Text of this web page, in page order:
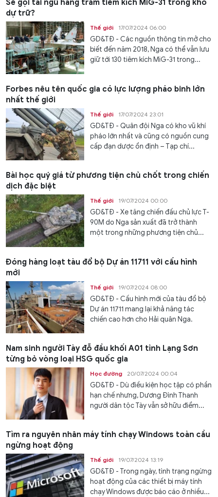
Sẽ gọi tái ngũ hàng trăm tiêm kích MiG-31 trong kho
dự trữ?
Thế giới 17/07/2024 06:00
GD&TĐ - Các nguồn thông tin mở cho
biết đến năm 2018, Nga có thể vẫn lưu
giữ tới 130 tiêm kích MiG-31 trong...
Forbes nêu tên quốc gia có lực lượng pháo binh lớn
nhất thế giới
Thế giới 17/07/2024 23:01
GD&TĐ - Quân đội Nga có kho vũ khí
pháo lớn nhất và cũng có nguồn cung
cấp đạn dược ổn định – Tạp chí...
Bài học quý giá từ phương tiện chủ chốt trong chiến
dịch đặc biệt
Thế giới 19/07/2024 00:00
GD&TĐ - Xe tăng chiến đấu chủ lực T-
90M do Nga sản xuất đã trở thành
một trong những phương tiện chủ...
Đóng hàng loạt tàu đổ bộ Dự án 11711 với cấu hình
mới
Thế giới 19/07/2024 08:00
GD&TĐ - Cấu hình mới của tàu đổ bộ
Dự án 11711 mang lại khả năng tác
chiến cao hơn cho Hải quân Nga.
Nam sinh người Tày đỗ đầu khối A01 tỉnh Lạng Sơn
từng bỏ vòng loại HSG quốc gia
Học đường 20/07/2024 00:04
GD&TĐ - Dù điều kiện học tập có phần
hạn chế nhưng, Dương Đình Thanh
người dân tộc Tày vẫn sở hữu điểm...
Tìm ra nguyên nhân máy tính chạy Windows toàn cầu
ngừng hoạt động
Thế giới 19/07/2024 13:19
GD&TĐ - Trong ngày, tình trạng ngừng
hoạt động của các thiết bị máy tính
chạy Windows được báo cáo ở nhiều...